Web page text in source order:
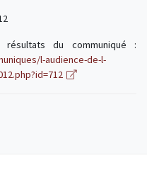
du communiqué :
l-audience-de-l-